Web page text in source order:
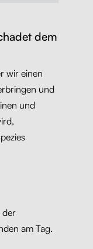
dem
wir einen
und
und
der
am Tag.